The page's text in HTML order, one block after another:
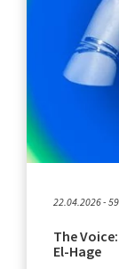
22.04.2026 -
The
El-Hage